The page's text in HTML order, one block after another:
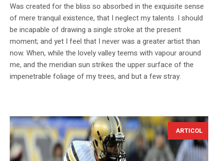
Was created for the bliss so absorbed in the exquisite sense
of mere tranquil existence, that I neglect my talents. I should
be incapable of drawing a single stroke at the present
moment; and yet I feel that I never was a greater artist than
now. When, while the lovely valley teems with vapour around
me, and the meridian sun strikes the upper surface of the
impenetrable foliage of my trees, and but a few stray.
ARTICOL